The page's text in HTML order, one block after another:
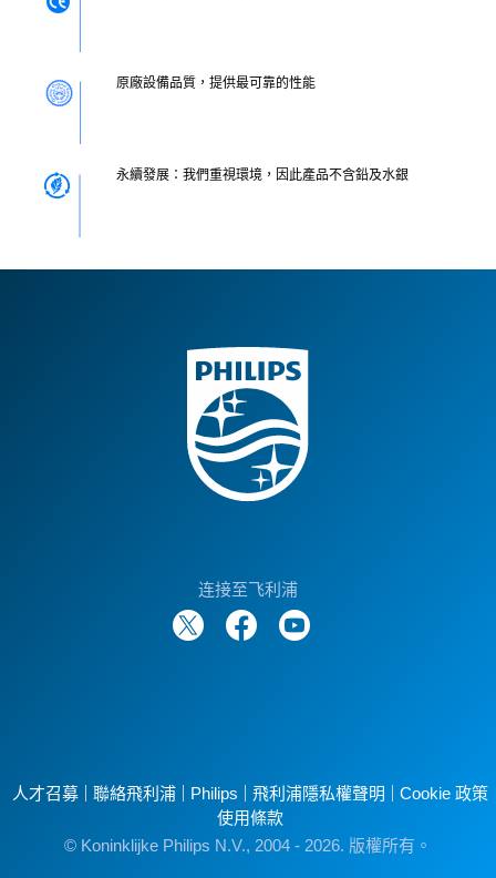
原廠設備品質，提供最可靠的性能
永續發展：我們重視環境，因此產品不含鉛及水銀
连接至飞利浦
人才召募 聯絡飛利浦 Philips 飛利浦隱私權聲明
Cookie 政策
使用條款
© Koninklijke Philips N.V., 2004 - 2026. 版權所有。